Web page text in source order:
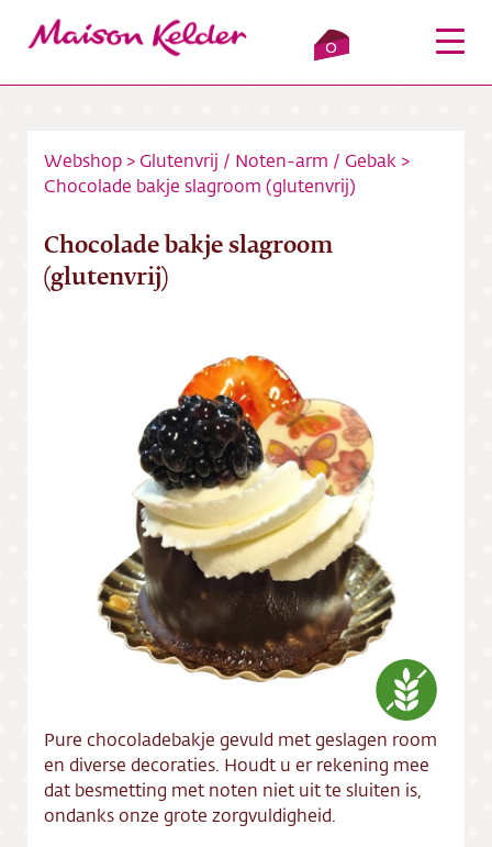
0
Winkelmandje
Webshop
Webshop > Glutenvrij / Noten-arm / Gebak >
Chocolade bakje slagroom (glutenvrij)
Chocolade bakje slagroom
(glutenvrij)
Pure chocoladebakje gevuld met geslagen room
en diverse decoraties. Houdt u er rekening mee
dat besmetting met noten niet uit te sluiten is,
ondanks onze grote zorgvuldigheid.